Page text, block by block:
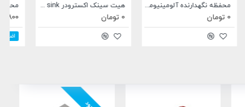
محفظه نگهدارنده آلومینیومی اکسترودر MK7/MK8 (دوتایی) هیت سینک اکسترودر Heat sink - برای استپ موتور سایز Nema 17 محفظه آلومینیومی E3D V6